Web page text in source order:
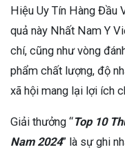
Hiệu Uy Tín Hàng
quả này Nhất Nam Y
chí, cũng như vòng
phẩm chất lượng, độ
xã hội mang lại lợi ích
Giải thưởng “Top 10
Nam 2024” là sự ghi